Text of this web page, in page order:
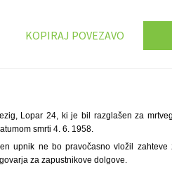
KOPIRAJ POVEZAVO
Lopar 24, ki je bil razglašen za
smrti 4. 6. 1958.
upnik ne bo pravočasno vložil zahteve
za zapustnikove dolgove.